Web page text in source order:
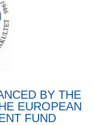
BY THE
EUROPEAN
FUND